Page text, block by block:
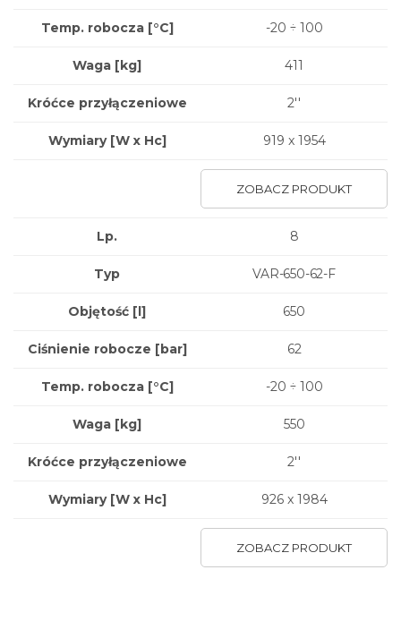
Temp. robocza [°C]
Waga [kg]
Króćce przyłączeniowe
Wymiary [W x Hc]
-20 ÷ 100
411
2''
919 x 1954
ZOBACZ PRODUKT
Lp.
Typ
Objętość [l]
Ciśnienie robocze [bar]
Temp. robocza [°C]
Waga [kg]
Króćce przyłączeniowe
Wymiary [W x Hc]
8
VAR-650-62-F
650
62
-20 ÷ 100
550
2''
926 x 1984
ZOBACZ PRODUKT